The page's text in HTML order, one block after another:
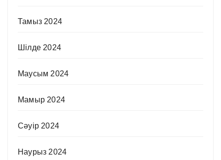
Тамыз 2024
Шілде 2024
Маусым 2024
Мамыр 2024
Сәуір 2024
Наурыз 2024